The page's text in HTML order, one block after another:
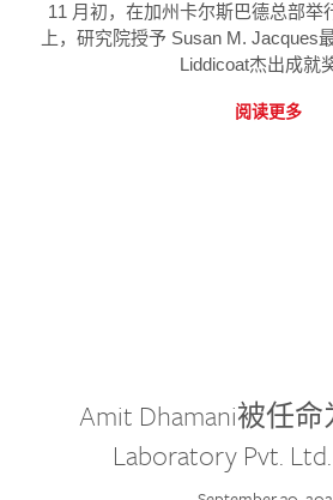
11 月初，在加州卡尔斯巴德总部举
上，研究院授予 Susan M. Jacques
Liddicoat杰出成就
阅读更多
Amit Dhamani被任命
Laboratory Pvt.